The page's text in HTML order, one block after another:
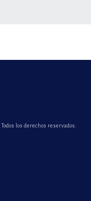
Todos los derechos reservados.